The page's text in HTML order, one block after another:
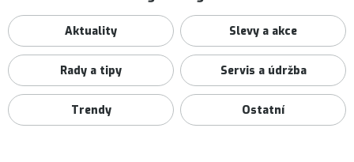
Aktuality Slevy a akce
Rady a tipy Servis a údržba
Trendy Ostatní